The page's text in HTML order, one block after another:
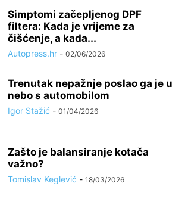
Simptomi začepljenog DPF
filtera: Kada je vrijeme za
čišćenje, a kada...
Autopress.hr - 02/06/2026
Trenutak nepažnje poslao ga je u
nebo s automobilom
Igor Stažić - 01/04/2026
Zašto je balansiranje kotača
važno?
Tomislav Keglević - 18/03/2026